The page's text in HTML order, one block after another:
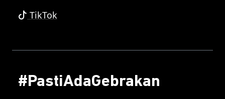
TikTok
#PastiAdaGebrakan